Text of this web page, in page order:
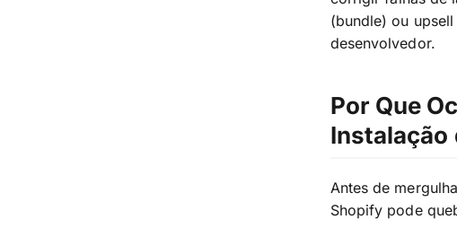
(bundle) ou
desenvolvedor.
Por Que
Instalação
Antes de
Shopify pode